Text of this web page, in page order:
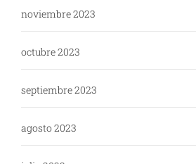
noviembre 2023
octubre 2023
septiembre 2023
agosto 2023